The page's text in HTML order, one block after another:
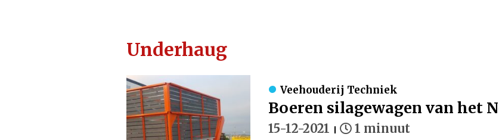
Underhaug
Veehouderij Techniek
Boeren silagewagen van het
15-12-2021 1 minuut